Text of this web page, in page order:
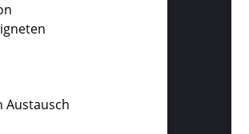
Austausch